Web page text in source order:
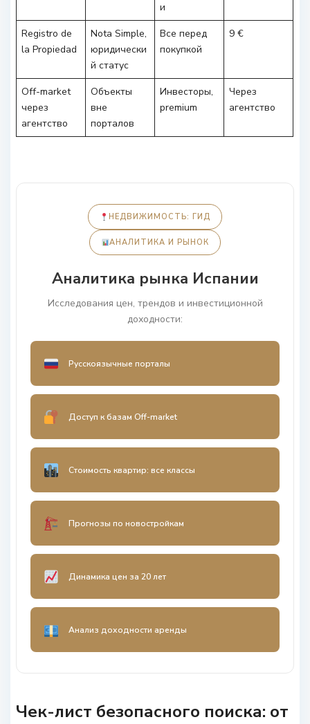
и
Registro de
la Propiedad
Nota Simple,
юридически
й статус
Все перед
покупкой
9 €
Off-market
через
агентство
Объекты
вне
порталов
Инвесторы,
premium
Через
агентство
НЕДВИЖИМОСТЬ: ГИД
АНАЛИТИКА И РЫНОК
Аналитика рынка Испании
Исследования цен, трендов и инвестиционной
доходности:
Русскоязычные порталы
Доступ к базам Off-market
Стоимость квартир: все классы
Прогнозы по новостройкам
Динамика цен за 20 лет
Анализ доходности аренды
Чек-лист безопасного поиска: от